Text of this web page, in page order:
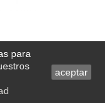
para
aceptar